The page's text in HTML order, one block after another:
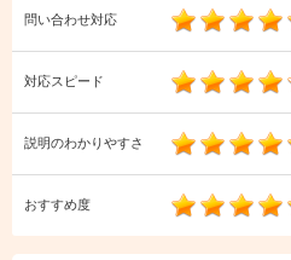
問い合わせ対応
対応スピード
説明のわかりやすさ
おすすめ度